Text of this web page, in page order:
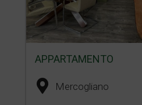
APPARTAMENTO
Mercogliano